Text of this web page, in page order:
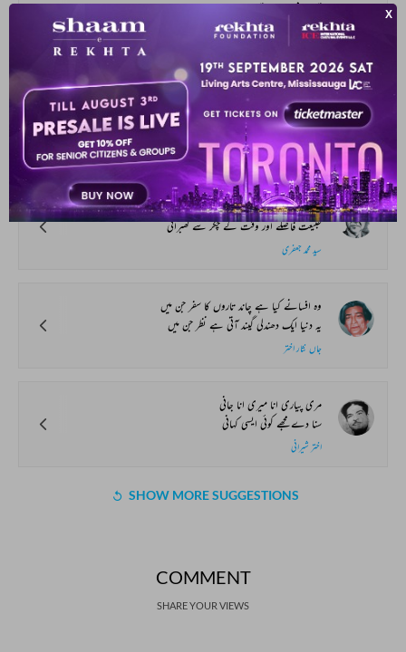
جب صحن_چمن میں کلیاں کھل کر پھول کی صورت ہوتی ہیں
شام ہوئی اور سورج ڈوبا
رات نے اپنا خیمہ ڈالا
سیماب اکبرآبادی
مجھے رنگون سے جب دعوت_شعر_و_سخن آئی
طبیعت فاصلے اور وقت کے چکر سے گھبرائی
سید محمد جعفری
وہ افسانے کیا ہے چاند تاروں کا سفر جن میں
یہ دنیا ایک دھندلی گیند آتی ہے نظر جن میں
جاں نثار اختر
مری پیاری انا میری انا جانی
سنا دے مجھے کوئی ایسی کہانی
اختر شیرانی
SHOW MORE SUGGESTIONS
COMMENT
SHARE YOUR VIEWS